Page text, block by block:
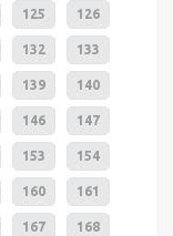
125 126
132 133
139 140
146 147
153 154
160 161
167 168